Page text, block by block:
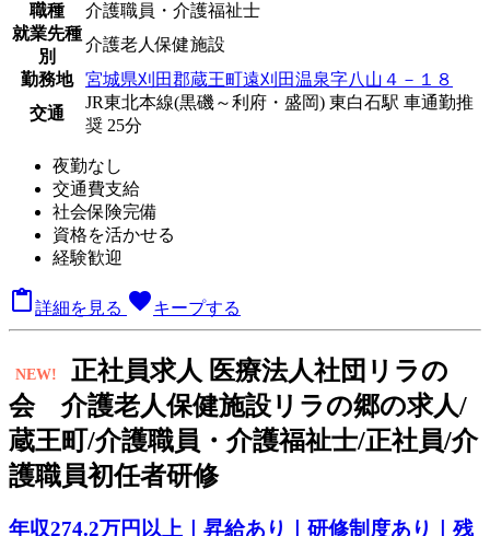
職種
介護職員・介護福祉士
就業先種
別
介護老人保健施設
勤務地
宮城県刈田郡蔵王町遠刈田温泉字八山４－１８
交通
JR東北本線(黒磯～利府・盛岡) 東白石駅 車通勤推
奨 25分
夜勤なし
交通費支給
社会保険完備
資格を活かせる
経験歓迎
詳細を見る favoriteキープする
NEW! 正社員求人 医療法人社団リラの
会 介護老人保健施設リラの郷の求人/
蔵王町/介護職員・介護福祉士/正社員/介
護職員初任者研修
年収274.2万円以上｜昇給あり｜研修制度あり｜残